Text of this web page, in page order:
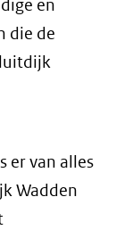
en
die de
er van alles
Wadden